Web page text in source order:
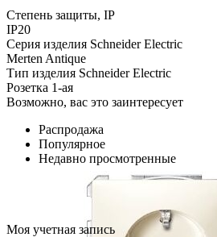
Степень защиты, IP
IP20
Серия изделия Schneider Electric
Merten Antique
Тип изделия Schneider Electric
Розетка 1-ая
Возможно, вас это заинтересует
Распродажа
Популярное
Недавно просмотренные
Моя учетная запись